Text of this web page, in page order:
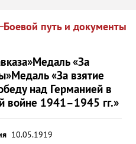
Боевой путь и документы
Медаль «За
Медаль «За взятие
над Германией в
войне 1941–1945 гг.»
10.05.1919